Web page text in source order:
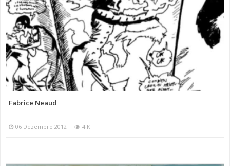
Fabrice Neaud
06 Dezembro 2012 4 K